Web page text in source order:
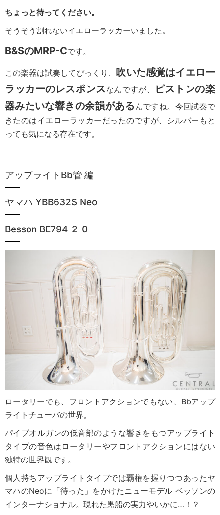
ちょっと待ってください。
そうそう割れないイエローラッカーいました。
B&SのMRP-Cです。
この楽器は試奏してびっくり、 吹いた感覚はイエロー
ラッカーのレスポンスなんですが、
ピストンの楽
器みたいな響きの余韻がある んですね。今回試奏で
きたのはイエローラッカーだったのですが、シルバーもと
っても気になる存在です。
アップライトBb管 編
ヤマハ YBB632S Neo
Besson BE794-2-0
ロータリーでも、フロントアクションでもない、Bbアップ
ライトチューバの世界。
パイプオルガンの低音部のような響きをもつアップライト
タイプの音色はロータリーやフロントアクションにはない
独特の世界観です。
個人持ちアップライトタイプでは覇権を握りつつあったヤ
マハのNeoに「待った」をかけたニューモデル ベッソンの
インターナショナル。現れた黒船の実力やいかに…！？